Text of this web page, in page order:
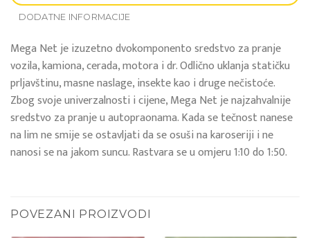
DODATNE INFORMACIJE
Mega Net je izuzetno dvokomponento sredstvo za pranje
vozila, kamiona, cerada, motora i dr. Odlično uklanja statičku
prljavštinu, masne naslage, insekte kao i druge nečistoće.
Zbog svoje univerzalnosti i cijene, Mega Net je najzahvalnije
sredstvo za pranje u autopraonama. Kada se tečnost nanese
na lim ne smije se ostavljati da se osuši na karoseriji i ne
nanosi se na jakom suncu. Rastvara se u omjeru 1:10 do 1:50.
POVEZANI PROIZVODI